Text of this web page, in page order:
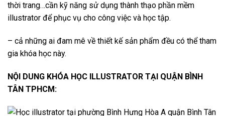
thời trang…cần kỹ năng sử dụng thành thạo phần mềm
illustrator để phục vụ cho công việc và học tập.
– cả những ai đam mê về thiết kế sản phẩm đều có thể tham
gia khóa học này.
NỘI DUNG KHÓA HỌC ILLUSTRATOR TẠI QUẬN BÌNH
TÂN TPHCM: